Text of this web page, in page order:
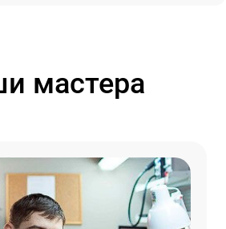
мастера